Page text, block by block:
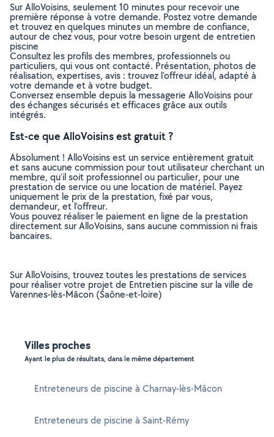
Sur AlloVoisins, seulement 10 minutes pour recevoir une
première réponse à votre demande. Postez votre demande
et trouvez en quelques minutes un membre de confiance,
autour de chez vous, pour votre besoin urgent de entretien
piscine
Consultez les profils des membres, professionnels ou
particuliers, qui vous ont contacté. Présentation, photos de
réalisation, expertises, avis : trouvez l'offreur idéal, adapté à
votre demande et à votre budget.
Conversez ensemble depuis la messagerie AlloVoisins pour
des échanges sécurisés et efficaces grâce aux outils
intégrés.
Est-ce que AlloVoisins est gratuit ?
Absolument ! AlloVoisins est un service entièrement gratuit
et sans aucune commission pour tout utilisateur cherchant un
membre, qu’il soit professionnel ou particulier, pour une
prestation de service ou une location de matériel. Payez
uniquement le prix de la prestation, fixé par vous,
demandeur, et l’offreur.
Vous pouvez réaliser le paiement en ligne de la prestation
directement sur AlloVoisins, sans aucune commission ni frais
bancaires.
Sur AlloVoisins, trouvez toutes les prestations de services
pour réaliser votre projet de Entretien piscine sur la ville de
Varennes-lès-Mâcon (Saône-et-loire)
Villes proches
Ayant le plus de résultats, dans le même département
Entreteneurs de piscine à Charnay-lès-Mâcon
Entreteneurs de piscine à Saint-Rémy